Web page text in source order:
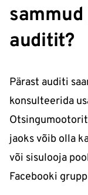
auditit?
Pärast auditi
konsulteerida
jaoks võib olla
või sisulooja
Facebooki